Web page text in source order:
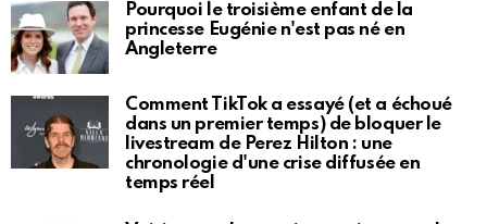
Pourquoi le troisième enfant de la
princesse Eugénie n'est pas né en
Angleterre
Comment TikTok a essayé (et a échoué
dans un premier temps) de bloquer le
livestream de Perez Hilton : une
chronologie d'une crise diffusée en
temps réel